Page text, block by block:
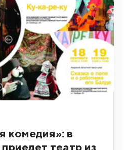
комедия»: в
театр из